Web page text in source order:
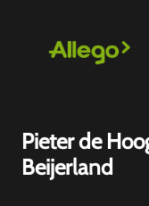
Pieter de
Beijerland